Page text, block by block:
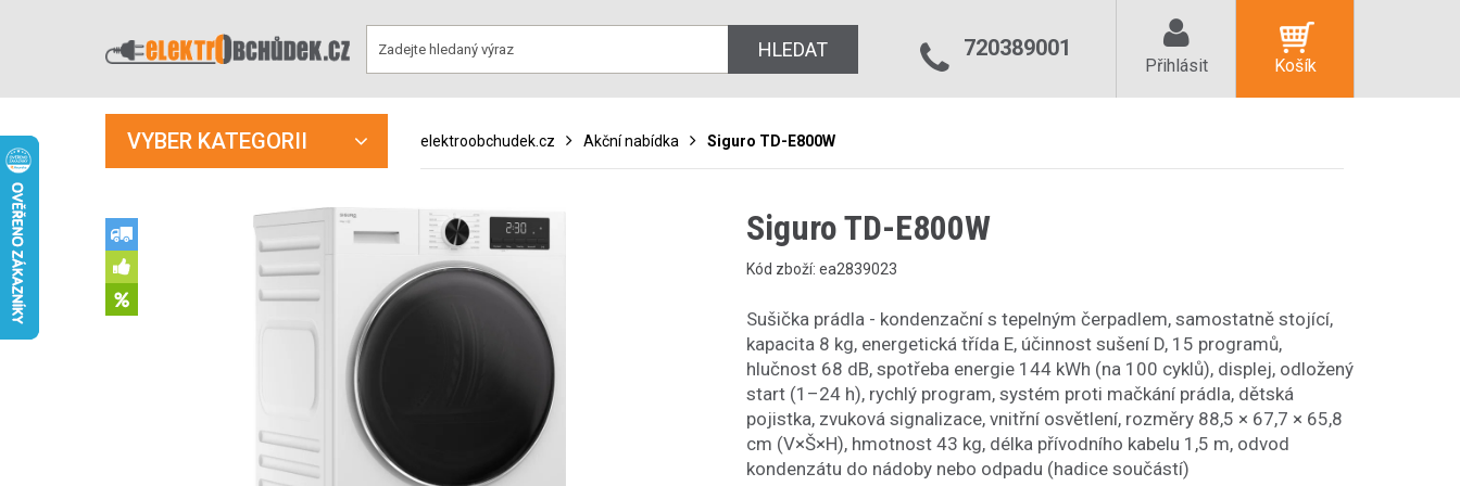
HLEDAT 720389001
Přihlásit Košík
VYBER KATEGORII elektroobchudek.cz Akční nabídka Siguro TD-E800W
Siguro TD-E800W
Kód zboží: ea2839023
Sušička prádla - kondenzační s tepelným čerpadlem, samostatně stojící,
kapacita 8 kg, energetická třída E, účinnost sušení D, 15 programů,
hlučnost 68 dB, spotřeba energie 144 kWh (na 100 cyklů), displej, odložený
start (1–24 h), rychlý program, systém proti mačkání prádla, dětská
pojistka, zvuková signalizace, vnitřní osvětlení, rozměry 88,5 × 67,7 × 65,8
cm (V×Š×H), hmotnost 43 kg, délka přívodního kabelu 1,5 m, odvod
kondenzátu do nádoby nebo odpadu (hadice součástí)